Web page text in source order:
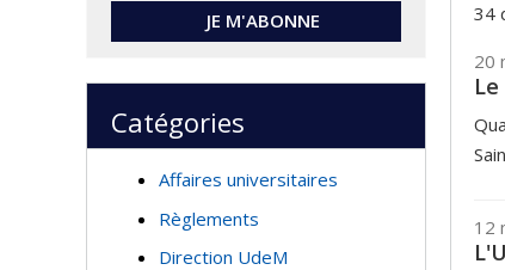
34
20
12
JE M'ABONNE
Catégories
Affaires universitaires
Règlements
Direction UdeM